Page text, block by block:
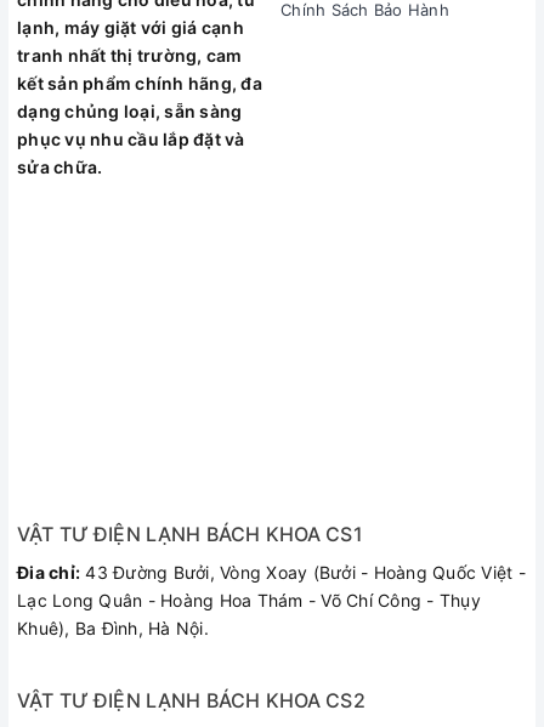
thì đèn này có thể đã bị hỏng.
Ðể bảo hệ thống bảo vệ điện của máy nước nóng hoạt
động hoàn hảo, độ cứng thường xuyên của nước không
được thấp hơn 12°fr. Trong quá trình hoạt động các khớp
nối có thể nóng lên.
HƯỚNG DẪN DÀNH CHO NGƯỜI SỬ DỤNG
giảm nhiệt độ.
3.Chức năng chống đông:
Xoay núm vặn đến vị trí biều tượng I (chỉ đúng với các kiểu
bình có tính hàng chống đông).
Lưu ý: Không được ngắt nguồn điện cung cấp cho thiết bị.
lạnh, máy giặt với giá cạnh
tranh nhất thị trường, cam
kết sản phẩm chính hãng, đa
dạng chủng loại, sẵn sàng
phục vụ nhu cầu lắp đặt và
sửa chữa.
Chính Sách Bảo Hành
VẬT TƯ ĐIỆN LẠNH BÁCH KHOA CS1
Đia chỉ: 43 Đường Bưởi, Vòng Xoay (Bưởi - Hoàng Quốc Việt -
Lạc Long Quân - Hoàng Hoa Thám - Võ Chí Công - Thụy
Khuê), Ba Đình, Hà Nội.
VẬT TƯ ĐIỆN LẠNH BÁCH KHOA CS2